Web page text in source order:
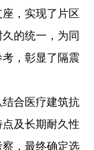
，实现了片区
的统一，为同
，彰显了隔震
合医疗建筑抗
及长期耐久性
，最终确定选